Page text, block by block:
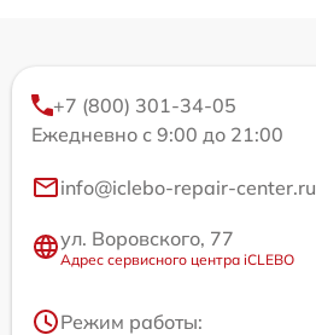
+7 (800) 301-34-05
Ежедневно с 9:00 до 21:00
info@iclebo-repair-center.ru
ул. Воровского, 77
Адрес сервисного центра iCLEBO
Режим работы: